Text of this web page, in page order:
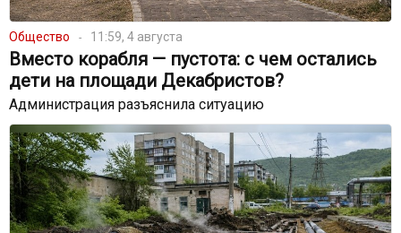
Общество 11:59, 4 августа
Вместо корабля — пустота: с чем остались
дети на площади Декабристов?
Администрация разъяснила ситуацию